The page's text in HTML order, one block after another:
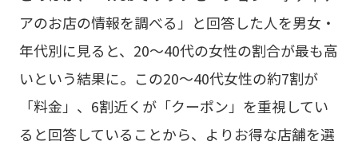
アのお店の情報を調べる」と回答した人を男女・
年代別に見ると、20～40代の女性の割合が最も高
いという結果に。この20～40代女性の約7割が
「料金」、6割近くが「クーポン」を重視してい
ると回答していることから、よりお得な店舗を選